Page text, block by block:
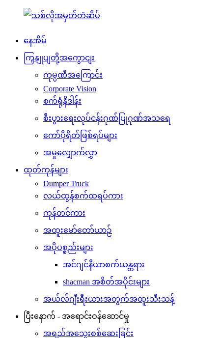
နေအိမ်
ကြှနျုပျတို့အကွောငျး
ကုမ္ပဏီအကြောင်း
Corporate Vision
စက်ရုံနိဒါန်း
စီးပွားရေးလုပ်ငန်းဂုဏ်ပြုဂုဏ်အသရေ
ကော်ပိုရိတ်ဖြစ်ရပ်များ
အမှုလျှောက်လွှာ
ထုတ်ကုန်များ
Dumper Truck
လယ်ထွန်စက်ထရပ်ကား
ကုန်တင်ကား
အထူးမော်တော်ယာဉ်
အပိုပစ္စည်းများ
အင်ဂျင်နီယာစက်ယန္တရား
shacman အစိတ်အပိုင်းများ
အယ်လ်ဂျီးရီးယားအတွက်အထူးသီးသန့်
ပြီးနောက် - အရောင်းဝန်ဆောင်မှု
အရည်အသွေးစစ်ဆေးခြင်း